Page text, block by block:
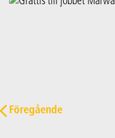
Post navigation
Föregående